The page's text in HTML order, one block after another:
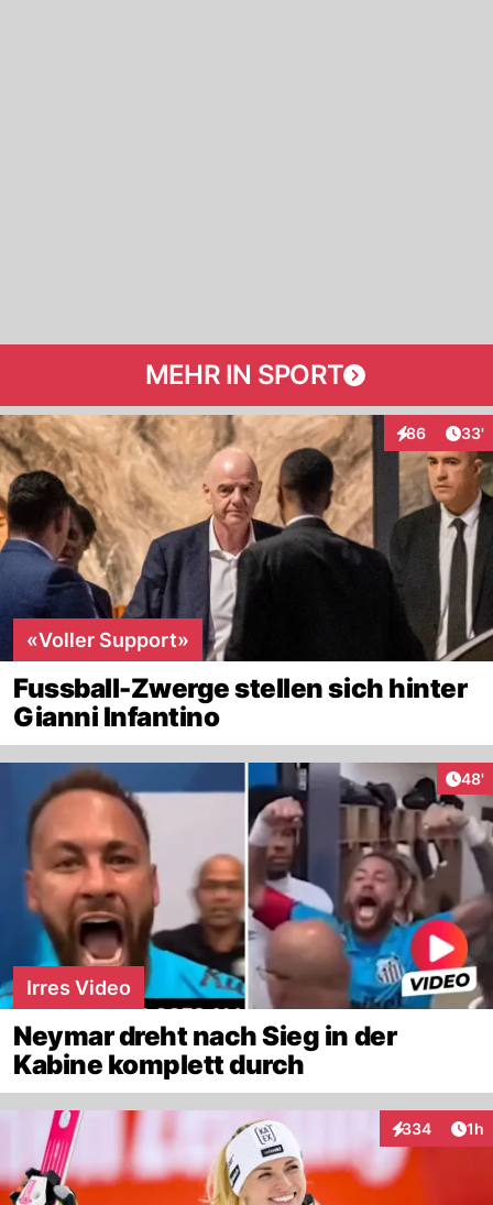
MEHR IN SPORT
86
Interaktionen
33'
«Voller Support»
Fussball-Zwerge stellen sich hinter
Gianni Infantino
48'
Irres Video
Neymar dreht nach Sieg in der
Kabine komplett durch
334
Interaktionen
1h